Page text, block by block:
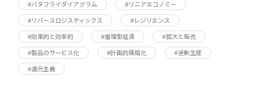
#バタフライダイアグラム #リニアエコノミー
#リバースロジスティックス #レジリエンス
#効果的と効率的 #循環型経済 #拡大と販売
#製品のサービス化 #計画的陳腐化 #過剰生産
#還元主義